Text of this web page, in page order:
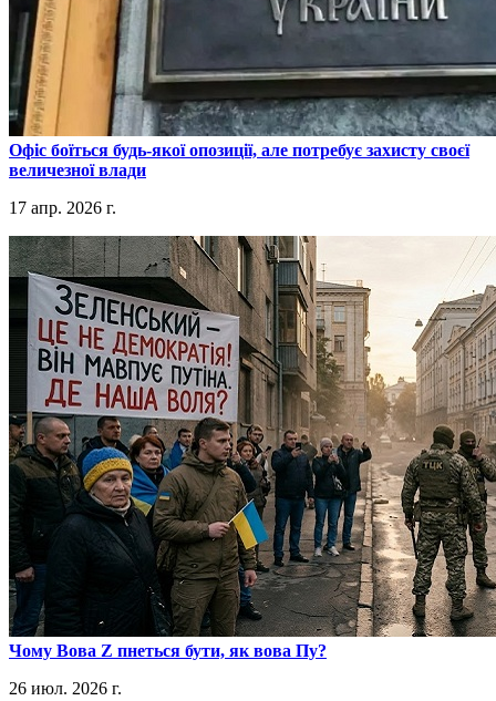
​Офіс боїться будь-якої опозиції, але потребує захисту своєї
величезної влади
17 апр. 2026 г.
​Чому Вова Z пнеться бути, як вова Пу?
26 июл. 2026 г.